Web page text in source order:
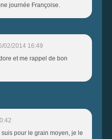
journée Françoise.
02/2014 16:49
et me rappel de bon
pour le grain moyen, je le